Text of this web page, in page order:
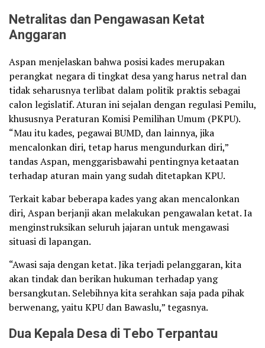
Netralitas dan Pengawasan Ketat
Anggaran
Aspan menjelaskan bahwa posisi kades merupakan
perangkat negara di tingkat desa yang harus netral dan
tidak seharusnya terlibat dalam politik praktis sebagai
calon legislatif. Aturan ini sejalan dengan regulasi Pemilu,
khususnya Peraturan Komisi Pemilihan Umum (PKPU).
“Mau itu kades, pegawai BUMD, dan lainnya, jika
mencalonkan diri, tetap harus mengundurkan diri,”
tandas Aspan, menggarisbawahi pentingnya ketaatan
terhadap aturan main yang sudah ditetapkan KPU.
Terkait kabar beberapa kades yang akan mencalonkan
diri, Aspan berjanji akan melakukan pengawalan ketat. Ia
menginstruksikan seluruh jajaran untuk mengawasi
situasi di lapangan.
“Awasi saja dengan ketat. Jika terjadi pelanggaran, kita
akan tindak dan berikan hukuman terhadap yang
bersangkutan. Selebihnya kita serahkan saja pada pihak
berwenang, yaitu KPU dan Bawaslu,” tegasnya.
Dua Kepala Desa di Tebo Terpantau